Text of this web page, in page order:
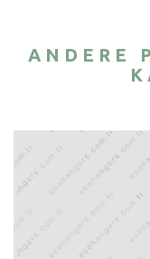
ANDERE